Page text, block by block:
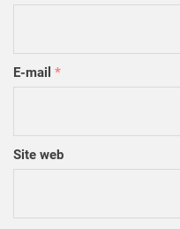
E-mail *
Site web